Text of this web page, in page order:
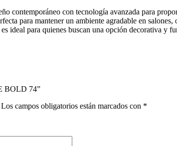
contemporáneo con tecnología avanzada para
para mantener un ambiente agradable en
ideal para quienes buscan una opción decorativa y
BOLD 74”
Los campos obligatorios están marcados con *